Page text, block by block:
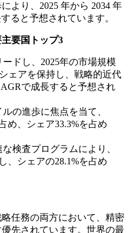
より、2025 年から 2034 年
ると予想されています。
要国トップ3
ドし、2025年の市場規模
ェアを保持し、戦略的近代
で成長すると予想され
の進歩に焦点を当て、
め、シェア33.3%を占め
検査プログラムにより、
、シェアの28.1%を占め
任務の両方において、精密
先されています。世界の最